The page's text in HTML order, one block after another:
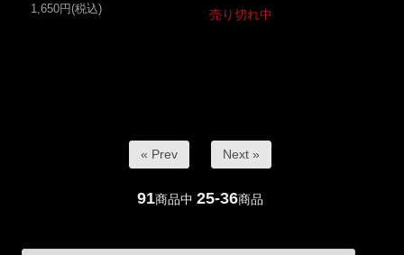
1,650円(税込) 売り切れ中
« Prev Next »
91商品中 25-36商品